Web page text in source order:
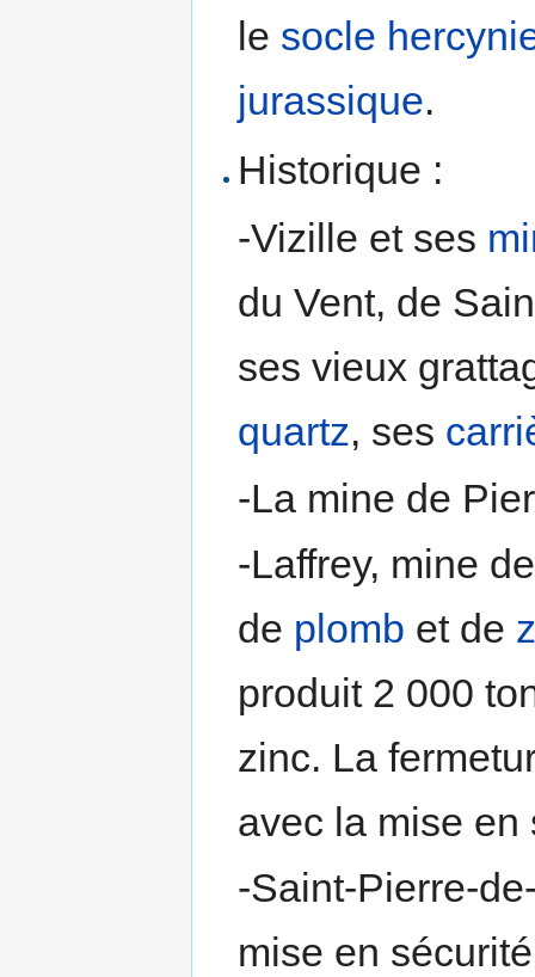
le socle
jurassique.
Historique :
-Vizille et ses
du Vent, de
ses vieux
quartz, ses
-La mine de
-Laffrey, mine
de plomb et de
produit 2 000
zinc. La
avec la mise en
-Saint-Pierre-
mise en